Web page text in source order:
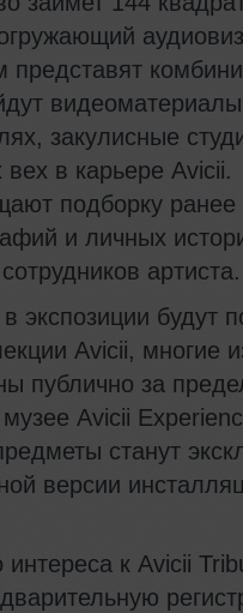
представят
закулисные
в карьере Avicii.
подборку ранее
и личных
артиста.
экспозиции будут
Avicii, многие
публично за
Avicii
станут
версии
к Avicii